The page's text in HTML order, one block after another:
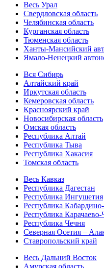
Весь Урал
Свердловская область
Челябинская область
Курганская область
Тюменская область
Ханты-Мансийский
Ямало-Ненецкий
Вся Сибирь
Алтайский край
Иркутская область
Кемеровская область
Красноярский край
Новосибирская область
Омская область
Республика Алтай
Республика Тыва
Республика Хакасия
Томская область
Весь Кавказ
Республика Дагестан
Республика Ингушетия
Республика
Республика Карачаево-
Республика Чечня
Северная Осетия –
Ставропольский край
Весь Дальний Восток
Амурская область